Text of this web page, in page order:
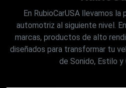
En RubioCarUSA llevamos la
automotriz al siguiente nivel.
marcas, productos de alto
diseñados para transformar tu
de Sonido, Estilo y